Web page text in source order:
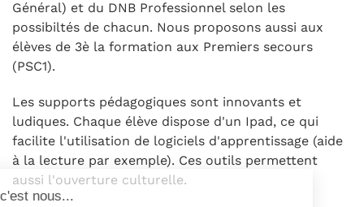
Général) et du DNB Professionnel selon les
possibiltés de chacun. Nous proposons aussi aux
élèves de 3è la formation aux Premiers secours
(PSC1).
Les supports pédagogiques sont innovants et
ludiques. Chaque élève dispose d'un Ipad, ce qui
facilite l'utilisation de logiciels d'apprentissage (aide
à la lecture par exemple). Ces outils permettent
aussi l'ouverture culturelle.